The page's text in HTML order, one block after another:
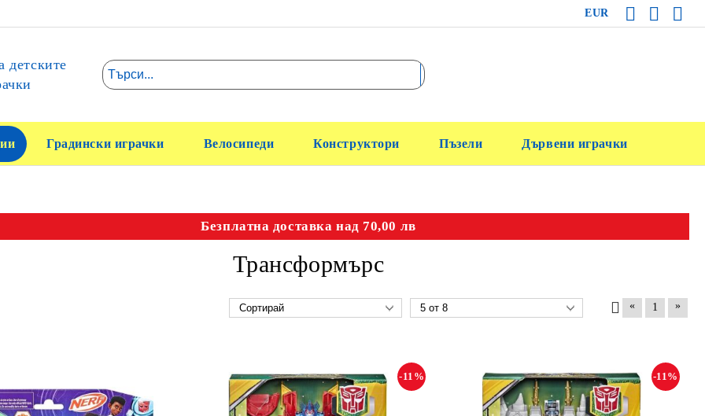
EUR
детските
Градински играчки Велосипеди Конструктори Пъзели Дървени играчки
Безплатна доставка над 70,00 лв
Трансформърс
« 1 »
-11% -11%